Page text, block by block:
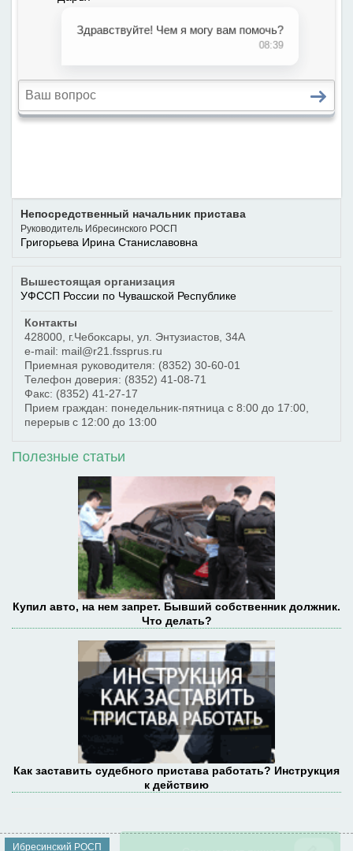
Непосредственный начальник пристава
Руководитель Ибресинского РОСП
Григорьева Ирина Станиславовна
Вышестоящая организация
УФССП России по Чувашской Республике
Контакты
428000 г.Чебоксары ул. Энтузиастов, 34А
e-mail: mail@r21.fssprus.ru
Приемная руководителя: (8352) 30-60-01
Телефон доверия: (8352) 41-08-71
Факс: (8352) 41-27-17
Прием граждан: понедельник-пятница с 8:00 до 17:00,
перерыв с 12:00 до 13:00
Полезные статьи
Купил авто, на нем запрет. Бывший собственник должник.
Что делать?
Как заставить судебного пристава работать? Инструкция
к действию
Ибресинский РОСП